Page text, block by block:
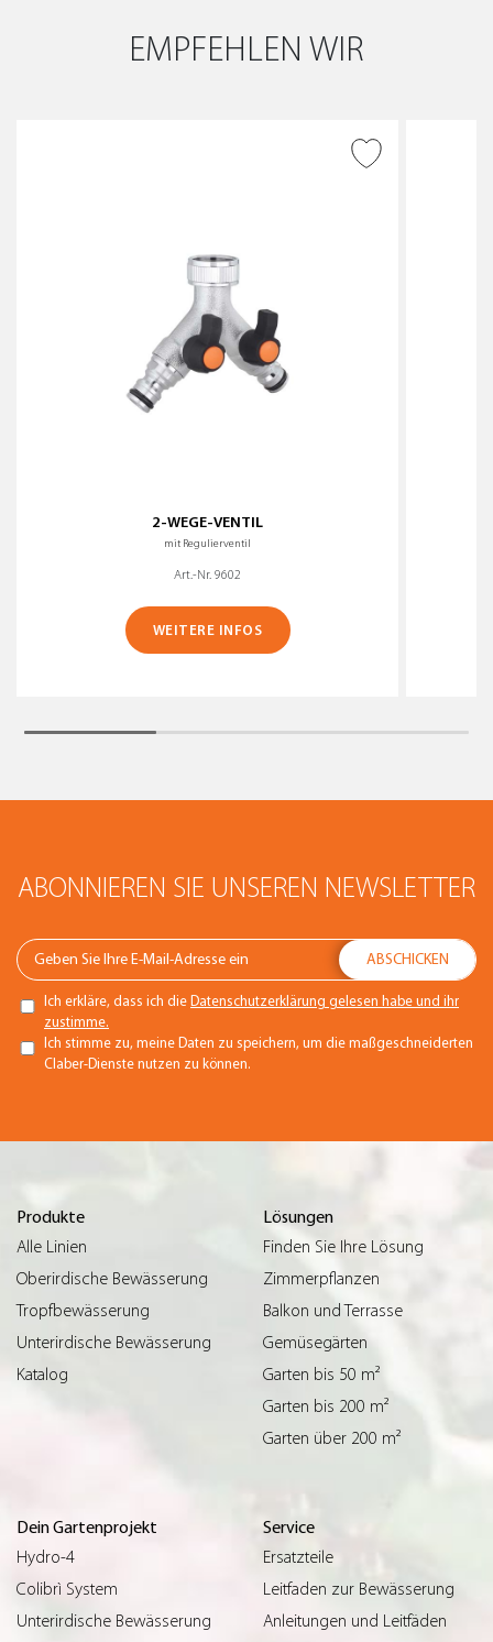
EMPFEHLEN WIR
2-WEGE-VENTIL
mit Regulierventil
Art.-Nr. 9602
WEITERE INFOS
ABONNIEREN SIE UNSEREN NEWSLETTER
Ich erkläre, dass ich die Datenschutzerklärung gelesen habe und ihr
zustimme.
Ich stimme zu, meine Daten zu speichern, um die maßgeschneiderten
Claber-Dienste nutzen zu können.
Produkte
Alle Linien
Oberirdische Bewässerung
Tropfbewässerung
Unterirdische Bewässerung
Katalog
Lösungen
Finden Sie Ihre Lösung
Zimmerpflanzen
Balkon und Terrasse
Gemüsegärten
Garten bis 50 m²
Garten bis 200 m²
Garten über 200 m²
Dein Gartenprojekt
Hydro-4
Colibrì System
Unterirdische Bewässerung
Service
Ersatzteile
Leitfaden zur Bewässerung
Anleitungen und Leitfäden